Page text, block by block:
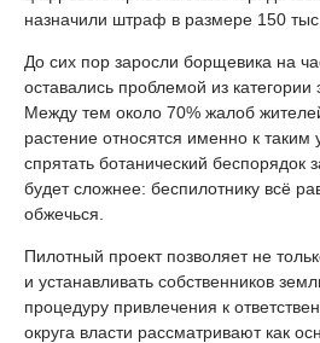
назначили штраф в размере 150
До сих пор заросли борщевика на
оставались проблемой из
Между тем около 70% жалоб
растение относятся именно к таким
спрятать ботанический беспорядок
будет сложнее: беспилотнику всё
обжечься.
Пилотный проект позволяет не
и устанавливать собственников
процедуру привлечения к
округа власти рассматривают как